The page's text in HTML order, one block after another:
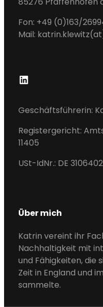
Fon: +49 (0)163/
Mail:
L
N
E
D
I
Geschäftsführerin:
Registergericht:
11405
USt-IdNr.: DE
Über mich
Katrin vereint ihr
Nachhaltigkeit mit
und Fähigkeiten, die
Zeit in England und
sammelte.